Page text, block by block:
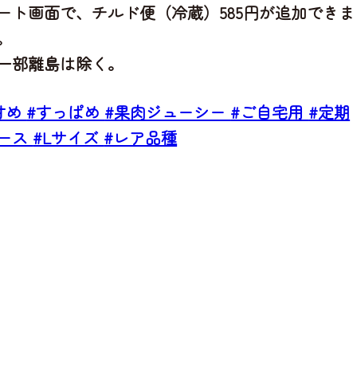
ト画面で、チルド便（冷蔵）585円が追加できま
部離島は除く。
め #すっぱめ #果肉ジューシー #ご自宅用 #定期
ス #Lサイズ #レア品種